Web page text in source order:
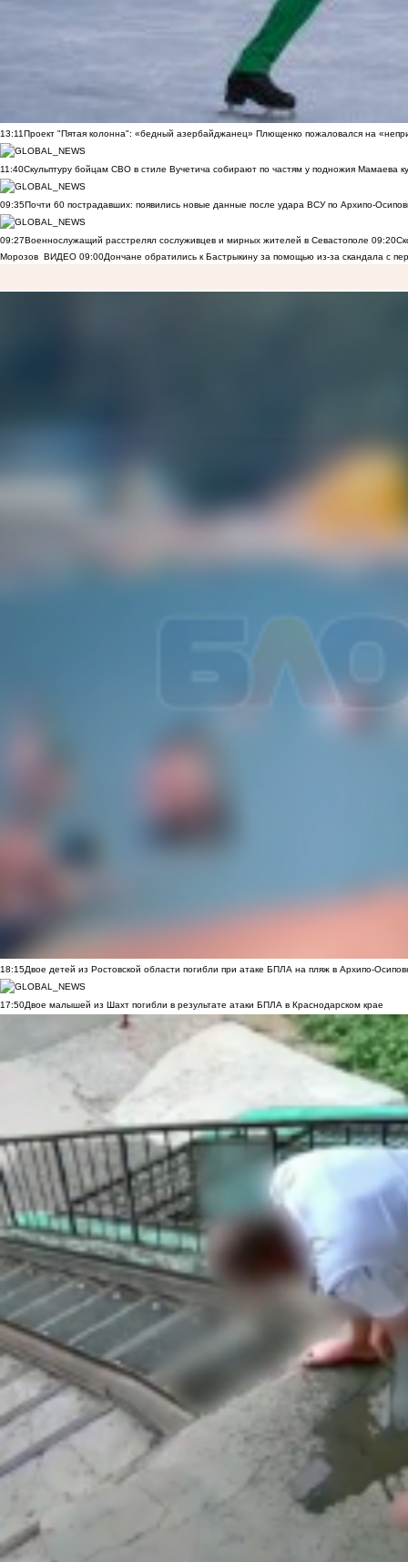
13:11Проект "Пятая колонна": «бедный азербайджанец» Плющенко пожаловался на
11:40Скульптуру бойцам СВО в стиле Вучетича собирают по частям у подножия Мамаева
09:35Почти 60 пострадавших: появились новые данные после удара ВСУ по Архипо-
09:27Военнослужащий расстрелял сослуживцев и мирных жителей в Севастополе 09:20
Морозов ВИДЕО 09:00Дончане обратились к Бастрыкину за помощью из-за скандала с
18:15Двое детей из Ростовской области погибли при атаке БПЛА на пляж в Архипо-
17:50Двое малышей из Шахт погибли в результате атаки БПЛА в Краснодарском крае